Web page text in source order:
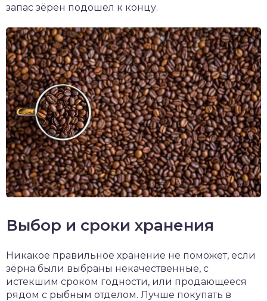
запас зёрен подошел к концу.
Выбор и сроки хранения
Никакое правильное хранение не поможет, если
зёрна были выбраны некачественные, с
истекшим сроком годности, или продающееся
рядом с рыбным отделом. Лучше покупать в